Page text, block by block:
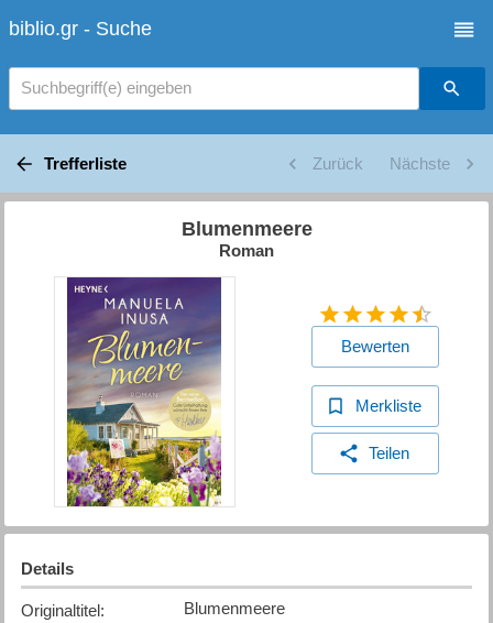
biblio.gr - Suche
Suchbegriff(e) eingeben
Trefferliste Zurück Nächste
Blumenmeere
Roman
Bewerten
Merkliste
Teilen
Details
Originaltitel:
Blumenmeere